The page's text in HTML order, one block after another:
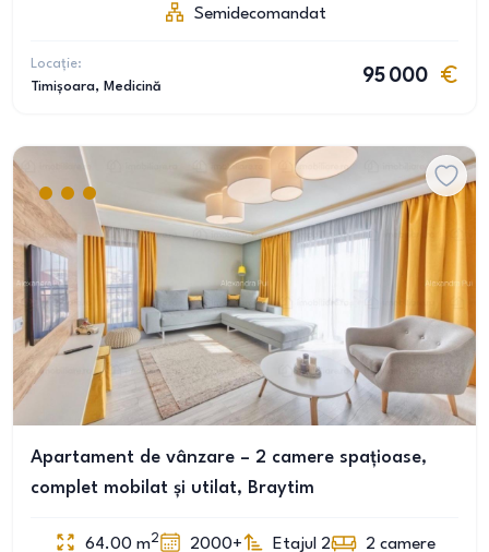
Semidecomandat
Locație:
Timișoara, Medicină
95 000
Apartament de vânzare – 2 camere spațioase,
complet mobilat și utilat, Braytim
64.00 m2 2000+ Etajul 2 2 camere